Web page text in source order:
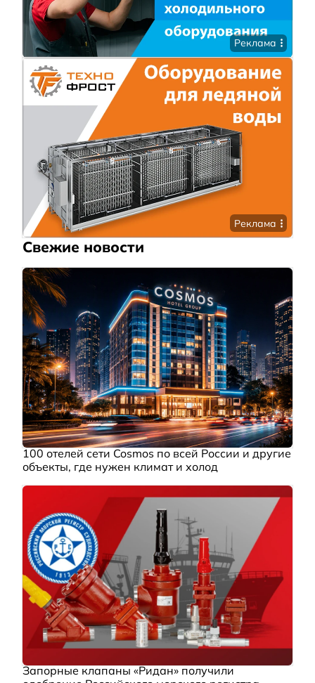
Реклама
Реклама
Свежие новости
100 отелей сети Cosmos по всей России и другие
объекты, где нужен климат и холод
Запорные клапаны «Ридан» получили